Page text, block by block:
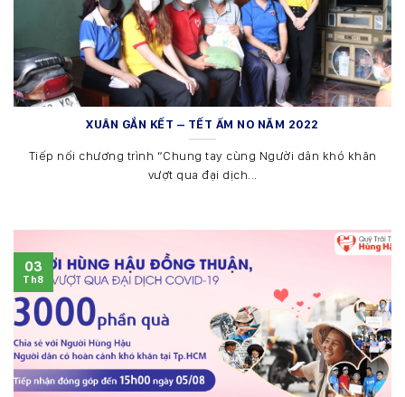
XUÂN GẮN KẾT – TẾT ẤM NO NĂM 2022
Tiếp nối chương trình “Chung tay cùng Người dân khó khăn
vượt qua đại dịch...
03
Th8